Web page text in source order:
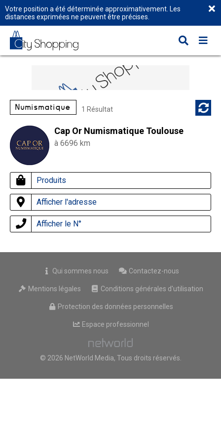
Votre position a été déterminée approximativement. Les
distances exprimées ne peuvent être précises.
Numismatique 1 Résultat
Cap Or Numismatique Toulouse
à 6696 km
Produits
Afficher l'adresse
Afficher le N°
Qui sommes nous Contactez-nous
Mentions légales Conditions générales d'utilisation
Protection des données personnelles
Espace professionnel
© 2026 NetWorld Media, Tous droits réservés.